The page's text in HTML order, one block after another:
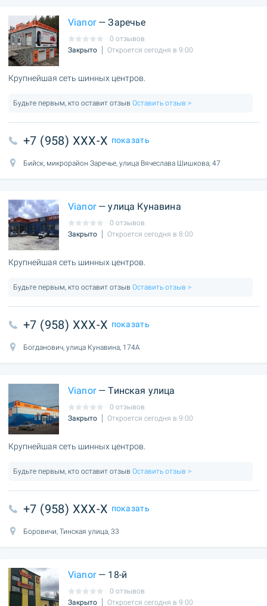
Vianor— Заречье
0 отзывов
Закрыто
Откроется сегодня в 9:00
Крупнейшая сеть шинных центров.
Будьте первым, кто оставит отзыв Оставить отзыв >
+7 (958) XXX-X показать
Бийск, микрорайон Заречье, улица Вячеслава Шишкова, 47
Vianor— улица Кунавина
0 отзывов
Закрыто
Откроется сегодня в 8:00
Крупнейшая сеть шинных центров.
Будьте первым, кто оставит отзыв Оставить отзыв >
+7 (958) XXX-X показать
Богданович, улица Кунавина, 174А
Vianor— Тинская улица
0 отзывов
Закрыто
Откроется сегодня в 9:00
Крупнейшая сеть шинных центров.
Будьте первым, кто оставит отзыв Оставить отзыв >
+7 (958) XXX-X показать
Боровичи, Тинская улица, 33
Vianor— 18-й
0 отзывов
Закрыто
Откроется сегодня в 9:00